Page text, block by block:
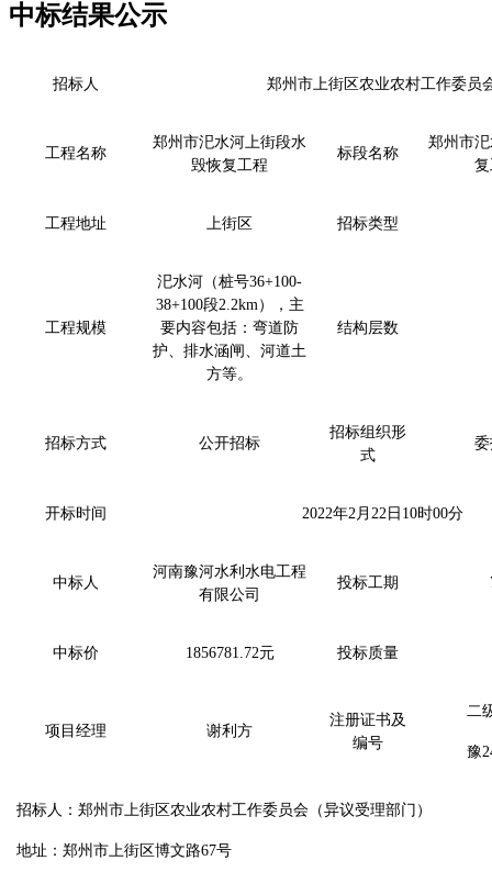
中标结果公示
招标人 郑州市上街区农业农村工作委员
工程名称
郑州市汜水河上街段水
毁恢复工程
标段名称
郑州市
工程地址 上街区 招标类型
工程规模
汜水河（桩号36+100-
38+100段2.2km），主
要内容包括：弯道防
护、排水涵闸、河道土
方等。
结构层数
招标方式 公开招标
招标组织形
式
开标时间 2022年2月22日10时00分
中标人
河南豫河水利水电工程
有限公司
投标工期
中标价 1856781.72元 投标质量
项目经理 谢利方
注册证书及
编号
二
豫
招标人：郑州市上街区农业农村工作委员会（异议受理部门）
地址：郑州市上街区博文路67号